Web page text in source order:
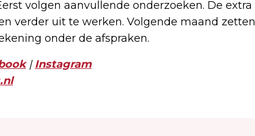
volgen aanvullende onderzoeken. De extra
verder uit te werken. Volgende maand zetten
onder de afspraken.
|Instagram